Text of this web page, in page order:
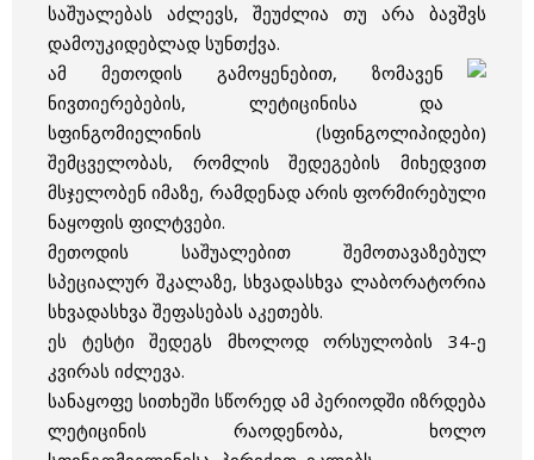
საშუალებას აძლევს, შეუძლია თუ არა ბავშვს
დამოუკიდებლად სუნთქვა.
ამ მეთოდის გამოყენებით, ზომავენ
ნივთიერებების, ლეტიცინისა და
სფინგომიელინის (სფინგოლიპიდები)
შემცველობას, რომლის შედეგების მიხედვით
მსჯელობენ იმაზე, რამდენად არის ფორმირებული
ნაყოფის ფილტვები.
მეთოდის საშუალებით შემოთავაზებულ
სპეციალურ შკალაზე, სხვადასხვა ლაბორატორია
სხვადასხვა შეფასებას აკეთებს.
ეს ტესტი შედეგს მხოლოდ ორსულობის 34-ე
კვირას იძლევა.
სანაყოფე სითხეში სწორედ ამ პერიოდში იზრდება
ლეტიცინის რაოდენობა, ხოლო